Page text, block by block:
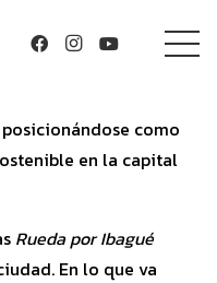
como
en la capital
Rueda por Ibagué
En lo que va